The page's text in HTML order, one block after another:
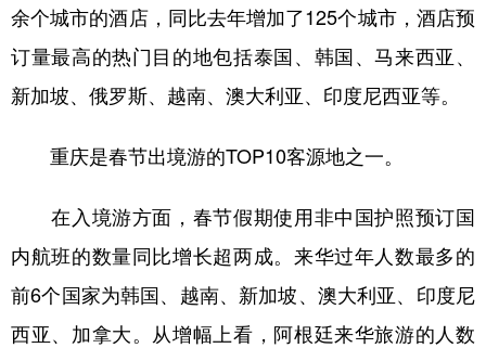
余个城市的酒店，同比去年增加了125个城市，酒店预
订量最高的热门目的地包括泰国、韩国、马来西亚、
新加坡、俄罗斯、越南、澳大利亚、印度尼西亚等。
重庆是春节出境游的TOP10客源地之一。
在入境游方面，春节假期使用非中国护照预订国
内航班的数量同比增长超两成。来华过年人数最多的
前6个国家为韩国、越南、新加坡、澳大利亚、印度尼
西亚、加拿大。从增幅上看，阿根廷来华旅游的人数